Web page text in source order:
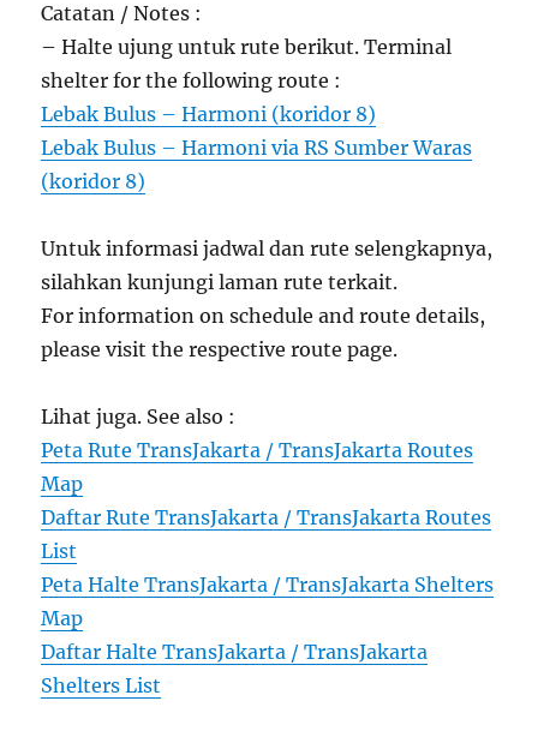
Catatan / Notes :
– Halte ujung untuk rute berikut. Terminal
shelter for the following route :
Lebak Bulus – Harmoni (koridor 8)
Lebak Bulus – Harmoni via RS Sumber Waras
(koridor 8)
Untuk informasi jadwal dan rute selengkapnya,
silahkan kunjungi laman rute terkait.
For information on schedule and route details,
please visit the respective route page.
Lihat juga. See also :
Peta Rute TransJakarta / TransJakarta Routes
Map
Daftar Rute TransJakarta / TransJakarta Routes
List
Peta Halte TransJakarta / TransJakarta Shelters
Map
Daftar Halte TransJakarta / TransJakarta
Shelters List